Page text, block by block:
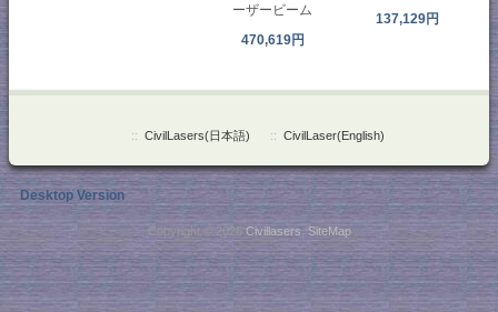
ーザービーム
470,619円
137,129円
:: CivilLasers(日本語) :: CivilLaser(English)
Desktop Version
Copyright © 2026 Civillasers SiteMap